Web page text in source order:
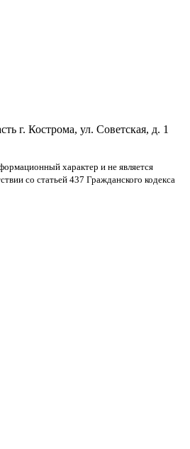
г. Кострома, ул. Советская, д. 1
характер и не является
со статьей 437 Гражданского кодекса